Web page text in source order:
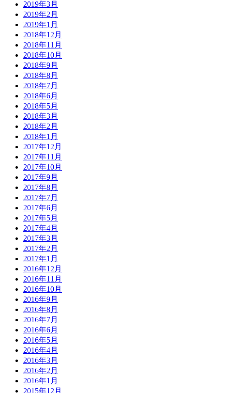
2019年3月
2019年2月
2019年1月
2018年12月
2018年11月
2018年10月
2018年9月
2018年8月
2018年7月
2018年6月
2018年5月
2018年3月
2018年2月
2018年1月
2017年12月
2017年11月
2017年10月
2017年9月
2017年8月
2017年7月
2017年6月
2017年5月
2017年4月
2017年3月
2017年2月
2017年1月
2016年12月
2016年11月
2016年10月
2016年9月
2016年8月
2016年7月
2016年6月
2016年5月
2016年4月
2016年3月
2016年2月
2016年1月
2015年12月